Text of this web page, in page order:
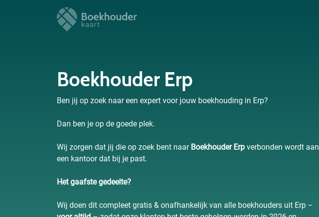
Boekhouder Erp
Ben jij op zoek naar een expert voor jouw boekhouding in Erp?
Dan ben je op de goede plek.
Wij zorgen dat jij die op zoek bent naar Boekhouder Erp verbonden wordt aan
een kantoor dat bij je past.
Het gaafste gedeelte?
Wij doen dit compleet gratis & onafhankelijk van alle boekhouders uit Erp –